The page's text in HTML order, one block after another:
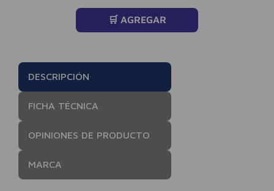
🛒 AGREGAR
DESCRIPCIÓN
FICHA TÉCNICA
OPINIONES DE PRODUCTO
MARCA